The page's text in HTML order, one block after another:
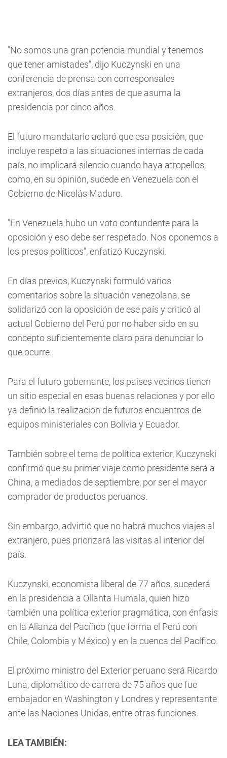
"No somos una gran potencia mundial y tenemos
que tener amistades", dijo Kuczynski en una
conferencia de prensa con corresponsales
extranjeros, dos días antes de que asuma la
presidencia por cinco años.
El futuro mandatario aclaró que esa posición, que
incluye respeto a las situaciones internas de cada
país, no implicará silencio cuando haya atropellos,
como, en su opinión, sucede en Venezuela con el
Gobierno de Nicolás Maduro.
"En Venezuela hubo un voto contundente para la
oposición y eso debe ser respetado. Nos oponemos a
los presos políticos", enfatizó Kuczynski.
En días previos, Kuczynski formuló varios
comentarios sobre la situación venezolana, se
solidarizó con la oposición de ese país y criticó al
actual Gobierno del Perú por no haber sido en su
concepto suficientemente claro para denunciar lo
que ocurre.
Para el futuro gobernante, los países vecinos tienen
un sitio especial en esas buenas relaciones y por ello
ya definió la realización de futuros encuentros de
equipos ministeriales con Bolivia y Ecuador.
También sobre el tema de política exterior, Kuczynski
confirmó que su primer viaje como presidente será a
China, a mediados de septiembre, por ser el mayor
comprador de productos peruanos.
Sin embargo, advirtió que no habrá muchos viajes al
extranjero, pues priorizará las visitas al interior del
país.
Kuczynski, economista liberal de 77 años, sucederá
en la presidencia a Ollanta Humala, quien hizo
también una política exterior pragmática, con énfasis
en la Alianza del Pacífico (que forma el Perú con
Chile, Colombia y México) y en la cuenca del Pacífico.
El próximo ministro del Exterior peruano será Ricardo
Luna, diplomático de carrera de 75 años que fue
embajador en Washington y Londres y representante
ante las Naciones Unidas, entre otras funciones.
LEA TAMBIÉN: